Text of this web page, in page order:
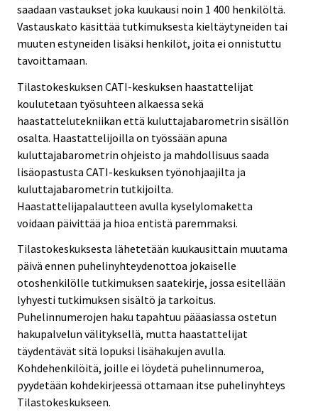
saadaan vastaukset joka kuukausi noin 1 400 henkilöltä.
Vastauskato käsittää tutkimuksesta kieltäytyneiden tai
muuten estyneiden lisäksi henkilöt, joita ei onnistuttu
tavoittamaan.
Tilastokeskuksen CATI-keskuksen haastattelijat
koulutetaan työsuhteen alkaessa sekä
haastattelutekniikan että kuluttajabarometrin sisällön
osalta. Haastattelijoilla on työssään apuna
kuluttajabarometrin ohjeisto ja mahdollisuus saada
lisäopastusta CATI-keskuksen työnohjaajilta ja
kuluttajabarometrin tutkijoilta.
Haastattelijapalautteen avulla kyselylomaketta
voidaan päivittää ja hioa entistä paremmaksi.
Tilastokeskuksesta lähetetään kuukausittain muutama
päivä ennen puhelinyhteydenottoa jokaiselle
otoshenkilölle tutkimuksen saatekirje, jossa esitellään
lyhyesti tutkimuksen sisältö ja tarkoitus.
Puhelinnumerojen haku tapahtuu pääasiassa ostetun
hakupalvelun välityksellä, mutta haastattelijat
täydentävät sitä lopuksi lisähakujen avulla.
Kohdehenkilöitä, joille ei löydetä puhelinnumeroa,
pyydetään kohdekirjeessä ottamaan itse puhelinyhteys
Tilastokeskukseen.